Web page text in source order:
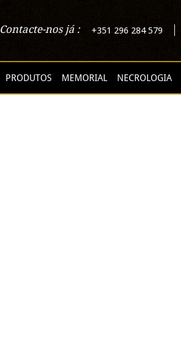
Contacte-nos já : +351 296 284 579
PRODUTOS MEMORIAL NECROLOGIA